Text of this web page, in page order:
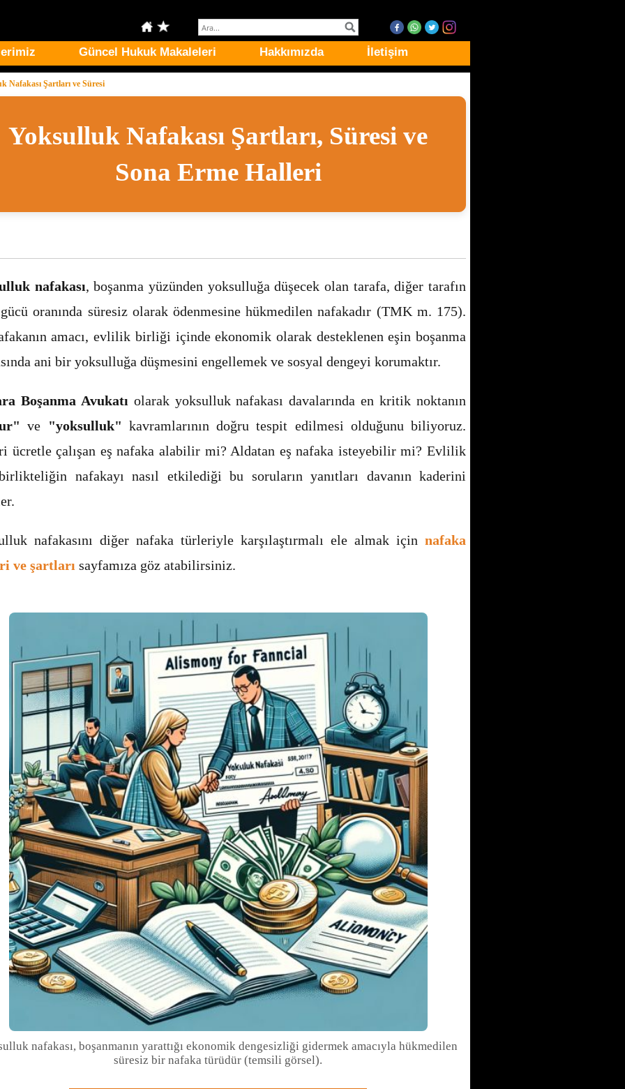
Güncel Hukuk Makaleleri Hakkımızda İletişim
Nafakası Şartları ve Süresi
Yoksulluk Nafakası Şartları, Süresi ve
Sona Erme Halleri
nafakası, boşanma yüzünden yoksulluğa düşecek olan tarafa, diğer tarafın
oranında süresiz olarak ödenmesine hükmedilen nafakadır (TMK m. 175).
amacı, evlilik birliği içinde ekonomik olarak desteklenen eşin boşanma
ani bir yoksulluğa düşmesini engellemek ve sosyal dengeyi korumaktır.
Boşanma Avukatı olarak yoksulluk nafakası davalarında en kritik noktanın
ve "yoksulluk" kavramlarının doğru tespit edilmesi olduğunu biliyoruz.
ücretle çalışan eş nafaka alabilir mi? Aldatan eş nafaka isteyebilir mi? Evlilik
birlikteliğin nafakayı nasıl etkilediği bu soruların yanıtları davanın kaderini
nafakasını diğer nafaka türleriyle karşılaştırmalı ele almak için nafaka
ve şartları sayfamıza göz atabilirsiniz.
nafakası, boşanmanın yarattığı ekonomik dengesizliği gidermek amacıyla hükmedilen
süresiz bir nafaka türüdür (temsili görsel).